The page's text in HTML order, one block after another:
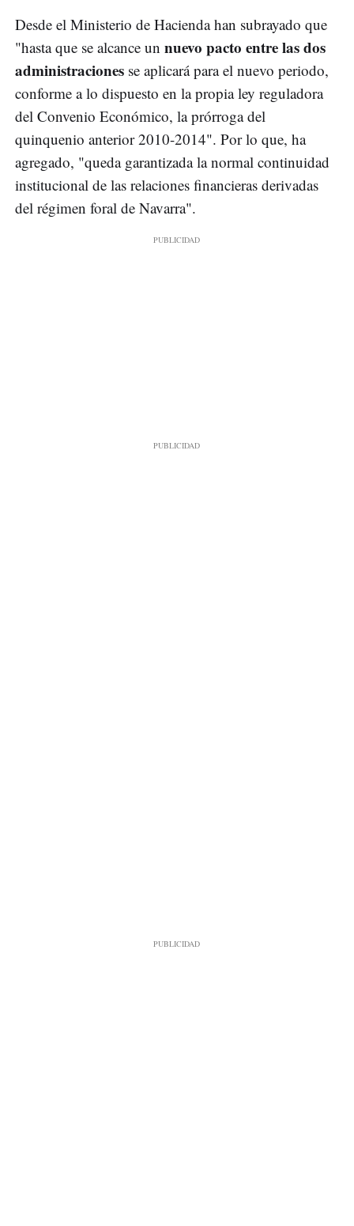
Desde el Ministerio de Hacienda han subrayado que
"hasta que se alcance un nuevo pacto entre las dos
administraciones se aplicará para el nuevo periodo,
conforme a lo dispuesto en la propia ley reguladora
del Convenio Económico, la prórroga del
quinquenio anterior 2010-2014". Por lo que, ha
agregado, "queda garantizada la normal continuidad
institucional de las relaciones financieras derivadas
del régimen foral de Navarra".